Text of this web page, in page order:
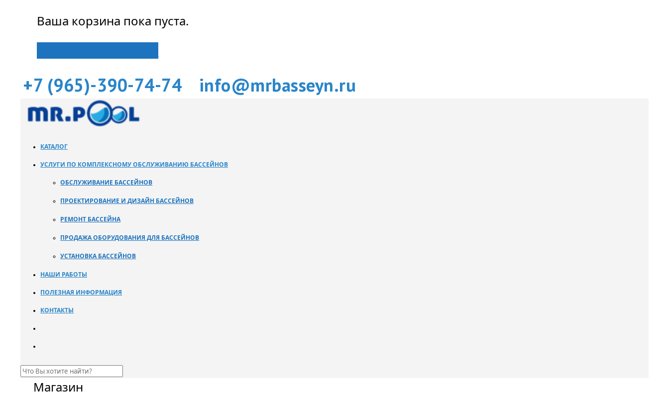
Ваша корзина пока пуста.
+7 (965)-390-74-74 info@mrbasseyn.ru
КАТАЛОГ
УСЛУГИ ПО КОМПЛЕКСНОМУ ОБСЛУЖИВАНИЮ БАССЕЙНОВ
ОБСЛУЖИВАНИЕ БАССЕЙНОВ
ПРОЕКТИРОВАНИЕ И ДИЗАЙН БАССЕЙНОВ
РЕМОНТ БАССЕЙНА
ПРОДАЖА ОБОРУДОВАНИЯ ДЛЯ БАССЕЙНОВ
УСТАНОВКА БАССЕЙНОВ
НАШИ РАБОТЫ
ПОЛЕЗНАЯ ИНФОРМАЦИЯ
КОНТАКТЫ
Магазин